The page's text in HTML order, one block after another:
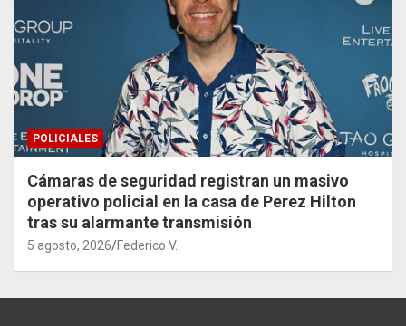
POLICIALES
Cámaras de seguridad registran un masivo
operativo policial en la casa de Perez Hilton
tras su alarmante transmisión
5 agosto, 2026 Federico V.